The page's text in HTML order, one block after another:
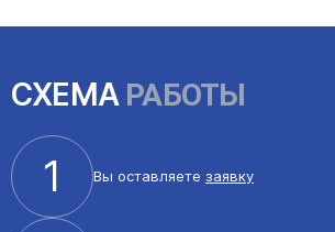
СХЕМАРАБОТЫ
1 Вы оставляете заявку